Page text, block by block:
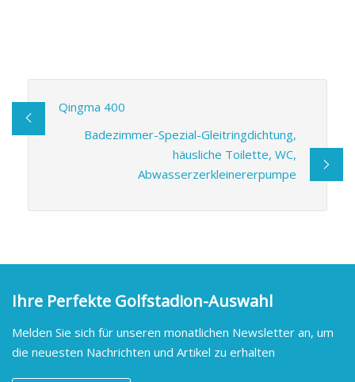
Qingma 400
Badezimmer-Spezial-Gleitringdichtung,
häusliche Toilette, WC,
Abwasserzerkleinererpumpe
Ihre Perfekte Golfstadion-Auswahl
Melden Sie sich für unseren monatlichen Newsletter an, um
die neuesten Nachrichten und Artikel zu erhalten